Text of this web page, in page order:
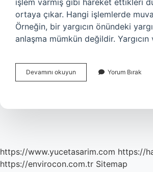
işlem varmış gibi hareket ettikleri
ortaya çıkar. Hangi işlemlerde
Örneğin, bir yargıcın önündeki
anlaşma mümkün değildir.
Devamını okuyun Muvazaa
Nedir
Yorum Bırak
https://www.yucetasarim.com https://
https://envirocon.com.tr Sitemap